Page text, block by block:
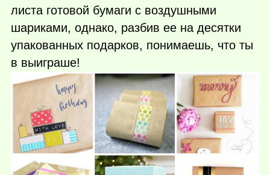
листа готовой бумаги с воздушными
шариками, однако, разбив ее на десятки
упакованных подарков, понимаешь, что ты
в выиграше!